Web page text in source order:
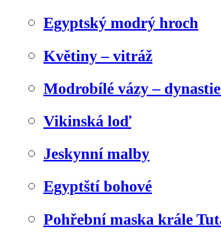
Egyptský modrý hroch
Květiny – vitráž
Modrobílé vázy –
Vikinská loď
Jeskynní malby
Egyptští bohové
Pohřební maska krále